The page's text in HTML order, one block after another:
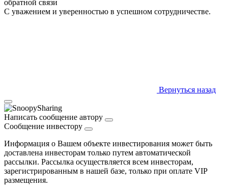
обратной связи
С уважением и уверенностью в успешном сотрудничестве.
Вернуться назад
Написать сообщение автору
Сообщение инвестору
Информация о Вашем объекте инвестирования может быть
доставлена инвесторам только путем автоматической
рассылки. Рассылка осуществляется всем инвесторам,
зарегистрированным в нашей базе, только при оплате VIP
размещения.